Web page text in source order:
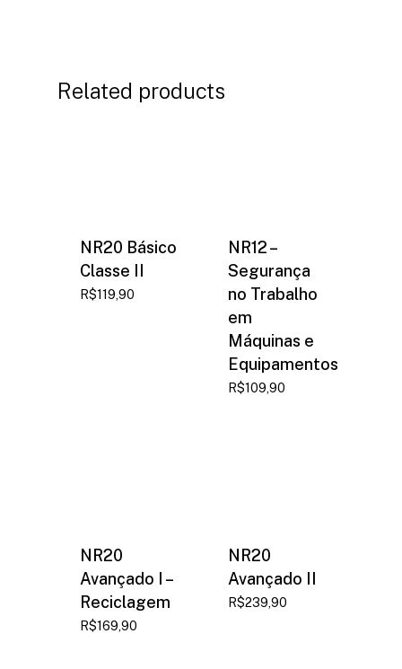
Related products
NR20 Básico
Classe II
R$119,90
NR12 –
Segurança
no Trabalho
em
Máquinas e
Equipamentos
R$109,90
NR20
Avançado I –
Reciclagem
R$169,90
NR20
Avançado II
R$239,90